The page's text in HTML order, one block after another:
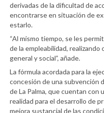
derivadas de la dificultad de
encontrarse en situación de
estarlo.
“Al mismo tiempo, se les
de la empleabilidad,
general y social”, añade.
La fórmula acordada para la
concesión de una subvención
de La Palma, que cuentan con
realidad para el desarrollo de
mejora sustancial de las